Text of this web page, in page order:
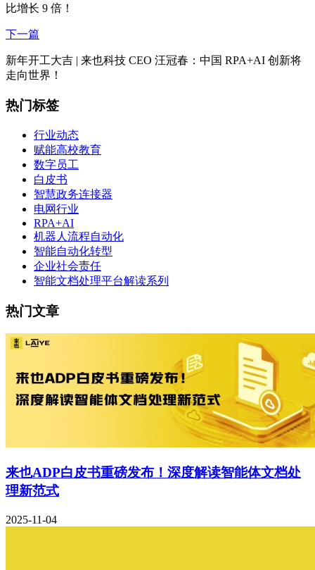
比增长 9 倍！
下一篇
新年开工大吉 | 来也科技 CEO 汪冠春：中国 RPA+AI 创新将
走向世界！
热门标签
行业动态
赋能高校教育
数字员工
白皮书
智慧政务连接器
电网行业
RPA+AI
机器人流程自动化
智能自动化转型
企业社会责任
智能文档处理平台解读系列
热门文章
来也ADP白皮书重磅发布！深度解读智能体文档处
理新范式
2025-11-04